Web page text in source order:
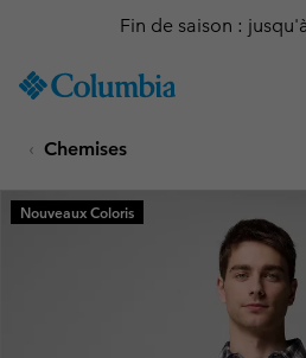
TO
SKIP
MAIN
NAV
Fin de saison :
Chemises
Nouveaux Coloris